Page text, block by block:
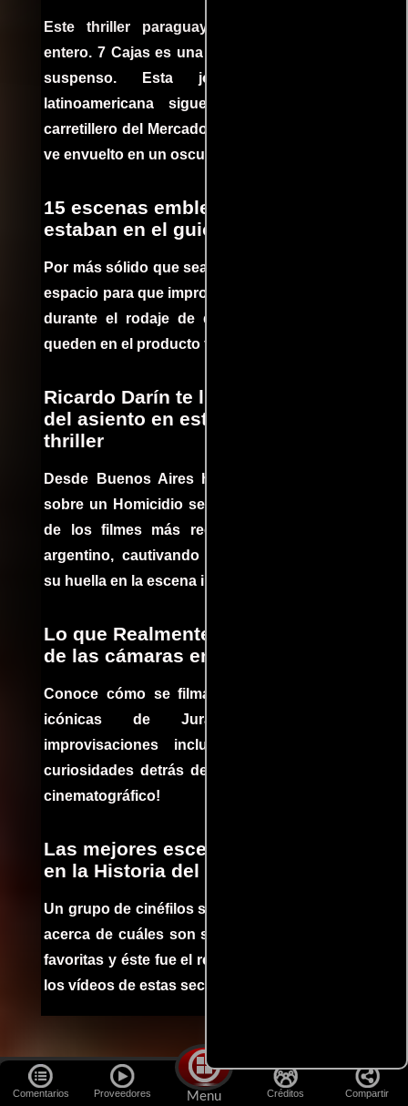
Comentarios Proveedores Menu Créditos Compartir
Este thriller paraguayo cautivó al mundo
entero. 7 Cajas es una explosión de acción y
suspenso. Esta joya cinematográfica
latinoamericana sigue la historia de un
carretillero del Mercado 4 de Asunción que se
ve envuelto en un oscuro mundo de crimen
15 escenas emblemáticas que no
estaban en el guion
Por más sólido que sea un guión siempre hay
espacio para que improvisaciones que se dan
durante el rodaje de determinadas escenas
queden en el producto final.
Ricardo Darín te llevará al borde
del asiento en este increíble
thriller
Desde Buenos Aires hasta el mundo, Tesis
sobre un Homicidio se ha convertido en uno
de los filmes más recomendados del cine
argentino, cautivando audiencias y dejando
su huella en la escena internacional.
Lo que Realmente Sucedió detrás
de las cámaras en Jurassic Park
Conoce cómo se filmaron algunas escenas
icónicas de Jurassic Park, con
improvisaciones incluidas. ¡Descubre las
curiosidades detrás del rodaje de un clásico
cinematográfico!
Las mejores escenas de acción
en la Historia del cine
Un grupo de cinéfilos se juntaron para debatir
acerca de cuáles son sus escenas de acción
favoritas y éste fue el resultado. No te pierdas
los vídeos de estas secuencias inolvidables.
Lo más visto: Películas